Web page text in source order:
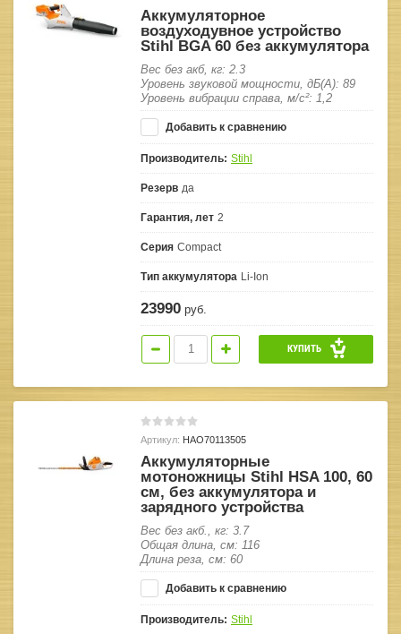
Аккумуляторное
воздуходувное устройство
Stihl BGA 60 без аккумулятора
Вес без акб, кг: 2.3
Уровень звуковой мощности, дБ(А): 89
Уровень вибрации справа, м/с²: 1,2
Добавить к сравнению
Производитель: Stihl
Резерв да
Гарантия, лет 2
Серия Compact
Тип аккумулятора Li-Ion
23990 руб.
КУПИТЬ
Артикул: HAO70113505
Аккумуляторные
мотоножницы Stihl HSA 100, 60
см, без аккумулятора и
зарядного устройства
Вес без акб., кг: 3.7
Общая длина, см: 116
Длина реза, см: 60
Добавить к сравнению
Производитель: Stihl